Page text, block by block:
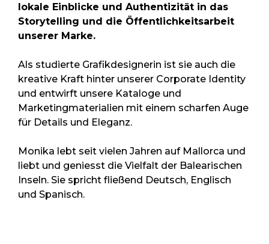
lokale Einblicke und Authentizität in das
Storytelling und die Öffentlichkeitsarbeit
unserer Marke.
Als studierte Grafikdesignerin ist sie auch die
kreative Kraft hinter unserer Corporate Identity
und entwirft unsere Kataloge und
Marketingmaterialien mit einem scharfen Auge
für Details und Eleganz.
Monika lebt seit vielen Jahren auf Mallorca und
liebt und geniesst die Vielfalt der Balearischen
Inseln. Sie spricht fließend Deutsch, Englisch
und Spanisch.